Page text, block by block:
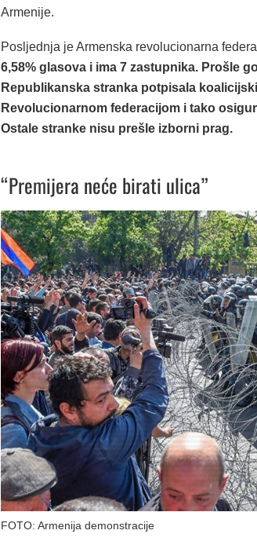
Armenije.
Posljednja je Armenska revolucionarna
6,58% glasova i ima 7 zastupnika. Prošle
Republikanska stranka potpisala
Revolucionarnom federacijom i tako
Ostale stranke nisu prešle izborni prag.
“Premijera neće birati ulica”
FOTO: Armenija demonstracije